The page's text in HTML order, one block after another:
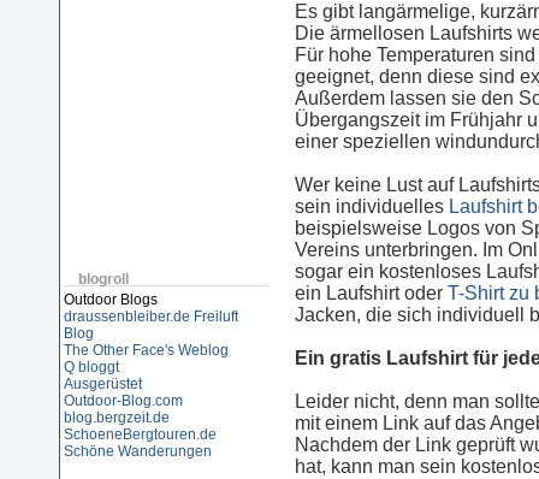
blogroll
Outdoor Blogs
draussenbleiber.de Freiluft
Blog
The Other Face's Weblog
Q bloggt
Ausgerüstet
Outdoor-Blog.com
blog.bergzeit.de
SchoeneBergtouren.de
Schöne Wanderungen
Es gibt langärmelige,
Die ärmellosen Laufshirts
Für hohe Temperaturen
geeignet, denn diese sind
Außerdem lassen sie den
Übergangszeit im Frühjahr
einer speziellen
Wer keine Lust auf
sein individuelles Laufshirt
beispielsweise Logos von
Vereins unterbringen. Im
sogar ein kostenloses
ein Laufshirt oder T-Shirt zu
Jacken, die sich individuell
Ein gratis Laufshirt für
Leider nicht, denn man
mit einem Link auf das
Nachdem der Link geprüft
hat, kann man sein